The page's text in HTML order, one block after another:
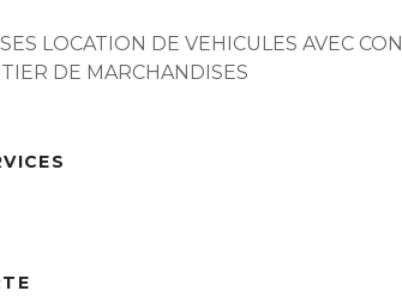
LOCATION DE VEHICULES AVEC
DE MARCHANDISES